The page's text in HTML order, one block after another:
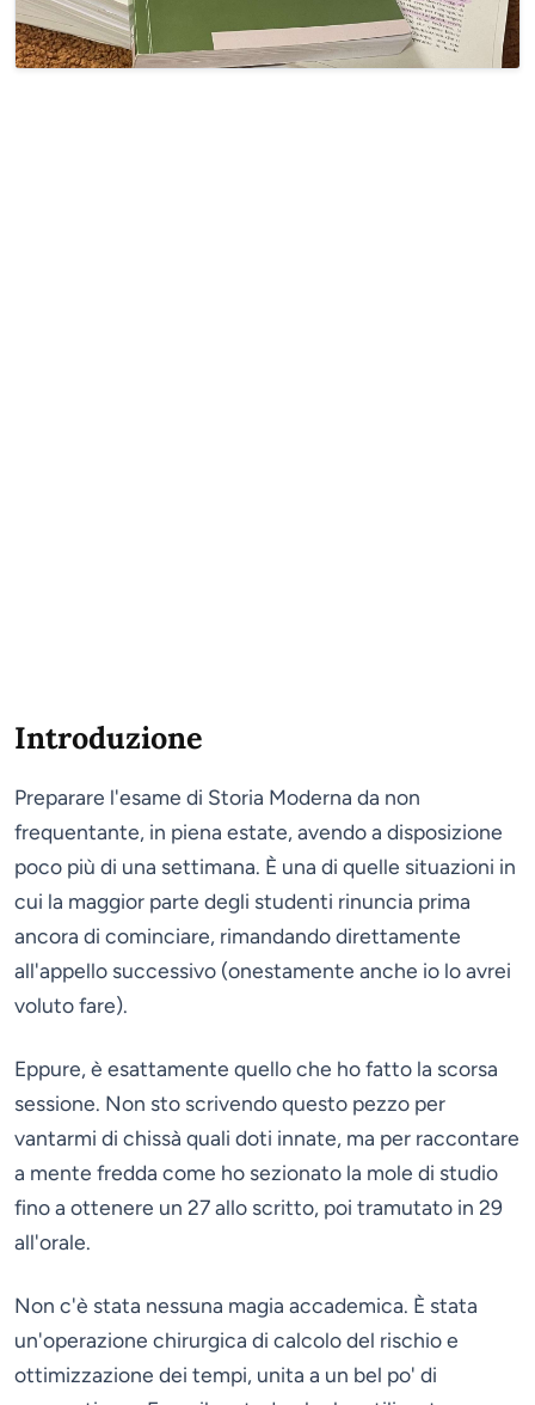
Introduzione
Preparare l'esame di Storia Moderna da non
frequentante, in piena estate, avendo a disposizione
poco più di una settimana. È una di quelle situazioni in
cui la maggior parte degli studenti rinuncia prima
ancora di cominciare, rimandando direttamente
all'appello successivo (onestamente anche io lo avrei
voluto fare).
Eppure, è esattamente quello che ho fatto la scorsa
sessione. Non sto scrivendo questo pezzo per
vantarmi di chissà quali doti innate, ma per raccontare
a mente fredda come ho sezionato la mole di studio
fino a ottenere un 27 allo scritto, poi tramutato in 29
all'orale.
Non c'è stata nessuna magia accademica. È stata
un'operazione chirurgica di calcolo del rischio e
ottimizzazione dei tempi, unita a un bel po' di